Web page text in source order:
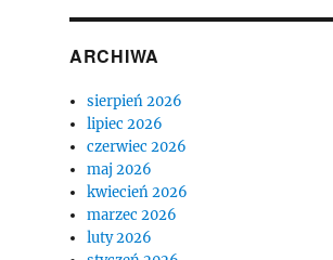
ARCHIWA
sierpień 2026
lipiec 2026
czerwiec 2026
maj 2026
kwiecień 2026
marzec 2026
luty 2026